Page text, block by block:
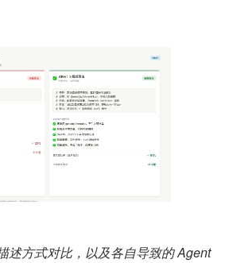
述方式对比，以及各自导致的 Agent